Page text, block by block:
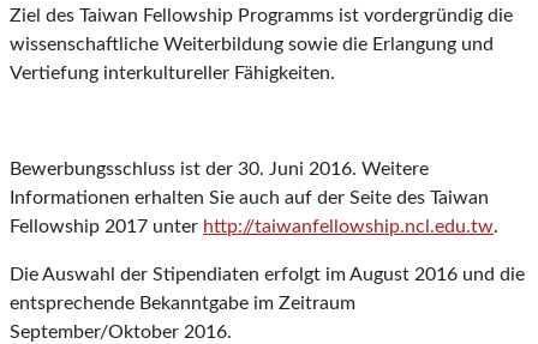
Ziel des Taiwan Fellowship Programms ist vordergründig die
wissenschaftliche Weiterbildung sowie die Erlangung und
Vertiefung interkultureller Fähigkeiten.
Bewerbungsschluss ist der 30. Juni 2016. Weitere
Informationen erhalten Sie auch auf der Seite des Taiwan
Fellowship 2017 unter http://taiwanfellowship.ncl.edu.tw.
Die Auswahl der Stipendiaten erfolgt im August 2016 und die
entsprechende Bekanntgabe im Zeitraum
September/Oktober 2016.